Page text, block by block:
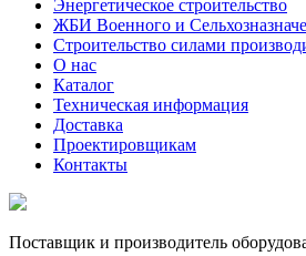
Энергетическое строительство
ЖБИ Военного и
Строительство силами
О нас
Каталог
Техническая информация
Доставка
Проектировщикам
Контакты
Поставщик и производитель